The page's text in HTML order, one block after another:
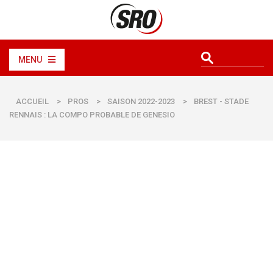
MENU
ACCUEIL > PROS > SAISON 2022-2023 >
BREST - STADE
RENNAIS : LA COMPO PROBABLE DE GENESIO